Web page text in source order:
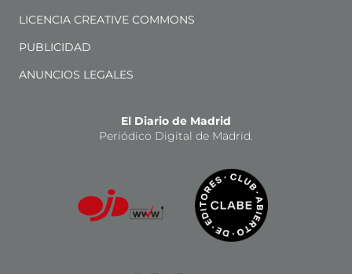
LICENCIA CREATIVE COMMONS
PUBLICIDAD
ANUNCIOS LEGALES
El Diario de Madrid
Periódico Digital de Madrid.